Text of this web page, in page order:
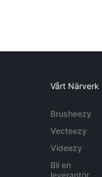
Vårt Närverk
Brusheezy
Vecteezy
Videezy
Bli en
leverantör